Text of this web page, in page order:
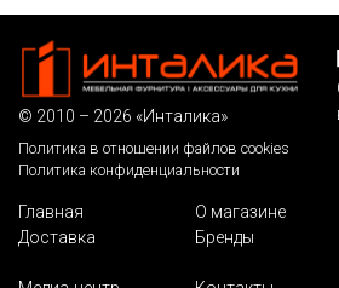
© 2010 – 2026 «Инталика»
Политика в отношении файлов cookies
Политика конфиденциальности
Главная О магазине
Доставка
Бренды